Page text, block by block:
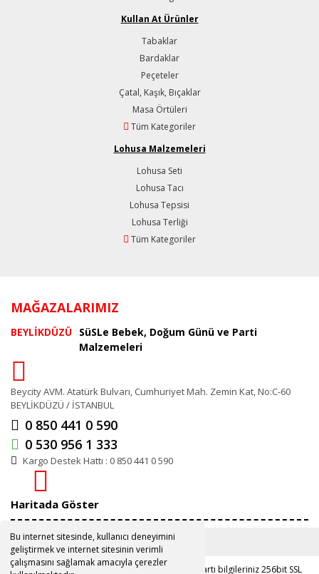
Bu internet sitesinde, kullanıcı deneyimini
geliştirmek ve internet sitesinin verimli
çalışmasını sağlamak amacıyla çerezler
Kullan At Ürünler
Tabaklar
Bardaklar
Peçeteler
Çatal, Kaşık, Bıçaklar
Masa Örtüleri
Tüm Kategoriler
Lohusa Malzemeleri
Lohusa Seti
Lohusa Tacı
Lohusa Tepsisi
Lohusa Terliği
Tüm Kategoriler
MAĞAZALARIMIZ
BEYLİKDÜZÜ SüSLe Bebek, Doğum Günü ve Parti
Malzemeleri
Beycity AVM. Atatürk Bulvarı, Cumhuriyet Mah. Zemin Kat, No:C-60
BEYLİKDÜZÜ / İSTANBUL
0 850 441 0 590
0 530 956 1 333
Kargo Destek Hattı : 0 850 441 0 590
Haritada Göster
Copyright 2019 ©www.susle.com.tr Kredi kartı bilgileriniz 256bit SSL